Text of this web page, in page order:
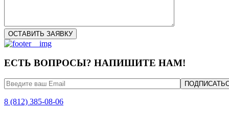
ЕСТЬ ВОПРОСЫ? НАПИШИТЕ НАМ!
8 (812) 385-08-06